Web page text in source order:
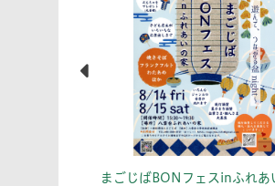
まごじばBONフェスinふれあ